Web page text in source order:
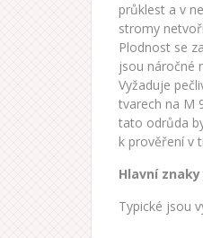
průklest a v
stromy
Plodnost se
jsou náročné
Vyžaduje
tvarech na M
tato odrůda
k prověření v
Hlavní
Typické jsou